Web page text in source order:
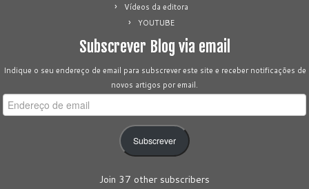
Vídeos da editora
YOUTUBE
Subscrever Blog via email
Indique o seu endereço de email para subscrever este site e receber notificações de
novos artigos por email.
Endereço
de
Subscrever
Join 37 other subscribers